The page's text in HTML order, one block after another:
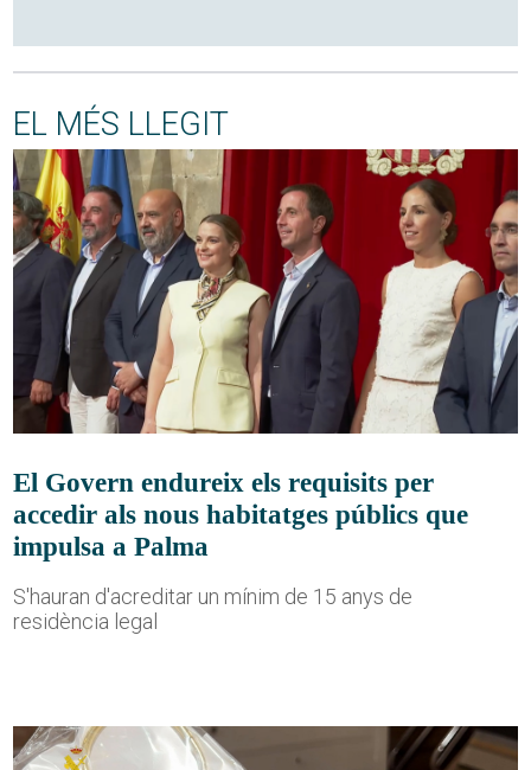
EL MÉS LLEGIT
El Govern endureix els requisits per
accedir als nous habitatges públics que
impulsa a Palma
S'hauran d'acreditar un mínim de 15 anys de
residència legal